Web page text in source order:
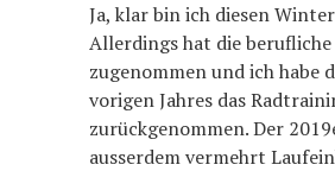
Ja, klar bin ich diesen
Allerdings hat die
zugenommen und ich habe
vorigen Jahres das
zurückgenommen. Der
ausserdem vermehrt